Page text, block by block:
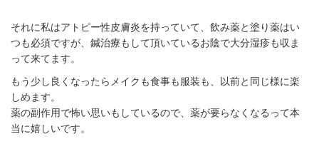
それに私はアトピー性皮膚炎を持っていて、飲み薬と塗り薬はい
つも必須ですが、鍼治療もして頂いているお陰で大分湿疹も収ま
って来てます。
もう少し良くなったらメイクも食事も服装も、以前と同じ様に楽
しめます。
薬の副作用で怖い思いもしているので、薬が要らなくなるって本
当に嬉しいです。